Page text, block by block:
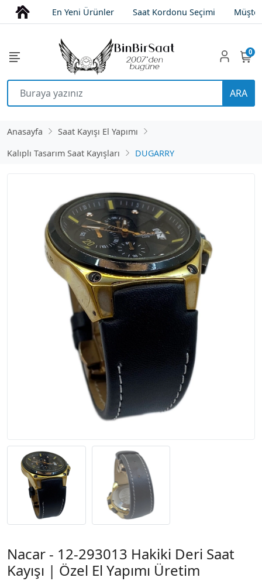
En Yeni Ürünler Saat Kordonu Seçimi
ARA
0
Anasayfa
Saat Kayışı El Yapımı
Kalıplı Tasarım Saat Kayışları
DUGARRY
Nacar - 12-293013 Hakiki Deri Saat
Kayışı | Özel El Yapımı Üretim